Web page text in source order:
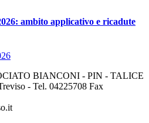
ambito applicativo e ricadute
BIANCONI - PIN - TALICE
- Tel. 04225708 Fax